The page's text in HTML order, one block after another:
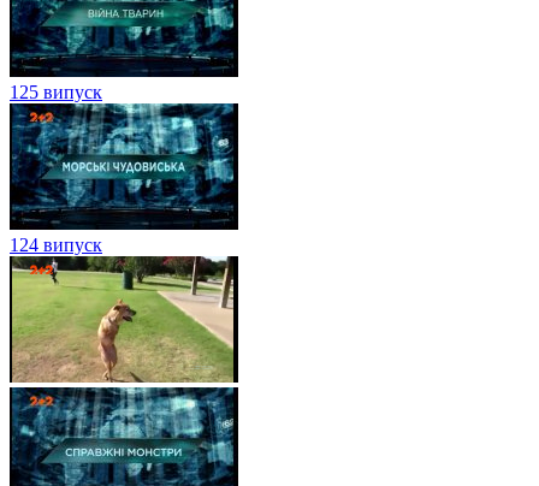
125 випуск
124 випуск